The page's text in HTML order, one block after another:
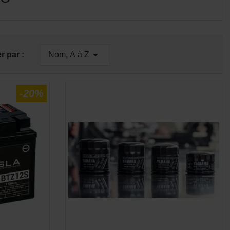
par : Nom, A à Z 
-20%